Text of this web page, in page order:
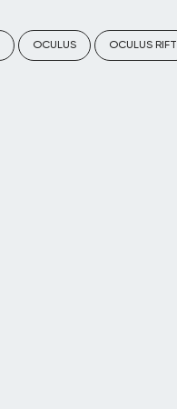
OCULUS OCULUS RIFT